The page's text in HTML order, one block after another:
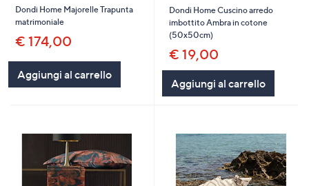
Dondi Home Majorelle Trapunta
matrimoniale
€ 174,00
Aggiungi al carrello
Dondi Home Cuscino arredo
imbottito Ambra in cotone
(50x50cm)
€ 19,00
Aggiungi al carrello